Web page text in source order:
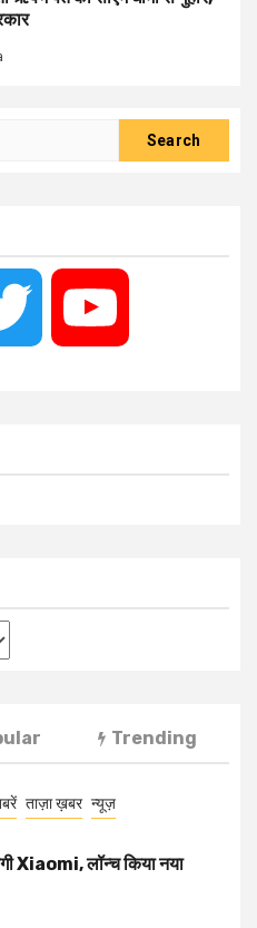
Twitter
Trending
ताज़ा ख़बर न्यूज़
Xiaomi, लॉन्च किया नया